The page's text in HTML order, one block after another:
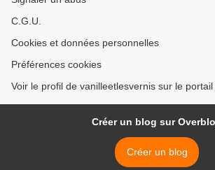
C.G.U.
Cookies et données personnelles
Préférences cookies
Voir le profil de vanilleetlesvernis sur le
Créer un blog sur
Créer un blog